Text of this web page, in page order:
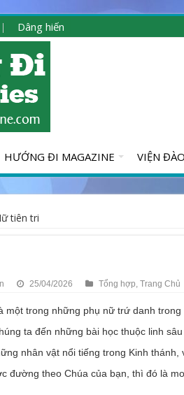
Dâng hiến
HƯỚNG ĐI MAGAZINE VIỆN
tiên tri
25/04/2026 Tổng hợp, Trang Chủ
một trong những phụ nữ trứ danh
ta đến những bài học thuộc linh
nhân vật nổi tiếng trong Kinh
đường theo Chúa của bạn, thì đó là